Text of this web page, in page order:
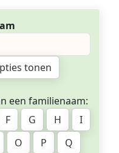
tonen
een familienaam:
F G H
I
O P
Q